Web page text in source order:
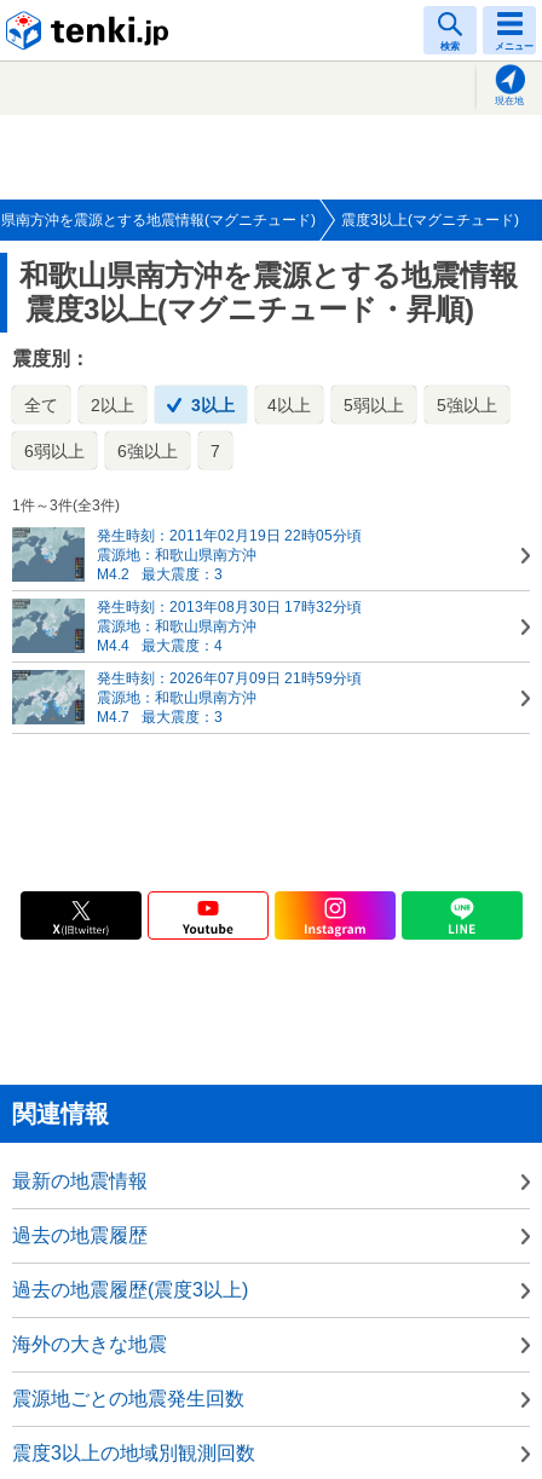
検索 メニュー
現在地
南方沖を震源とする地震情報(マグニチュード) 震度3以上(マグニチュード)
和歌山県南方沖を震源とする地震情報
震度3以上(マグニチュード・昇順)
震度別：
全て 2以上 3以上 4以上 5弱以上 5強以上
6弱以上 6強以上 7
1件～3件(全3件)
発生時刻：2011年02月19日 22時05分頃
震源地：和歌山県南方沖
M4.2
最大震度：3
発生時刻：2013年08月30日 17時32分頃
震源地：和歌山県南方沖
M4.4
最大震度：4
発生時刻：2026年07月09日 21時59分頃
震源地：和歌山県南方沖
M4.7
最大震度：3
関連情報
最新の地震情報
過去の地震履歴
過去の地震履歴(震度3以上)
海外の大きな地震
震源地ごとの地震発生回数
震度3以上の地域別観測回数